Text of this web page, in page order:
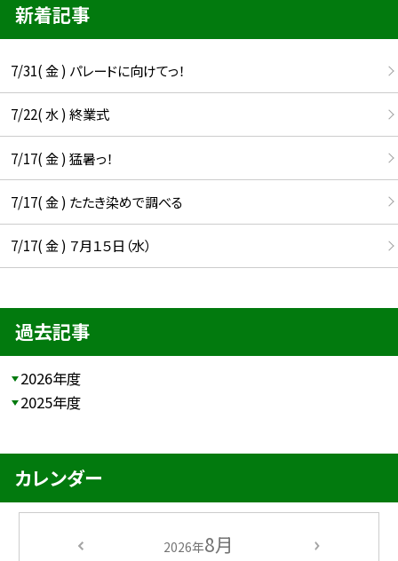
新着記事
7/31( 金 ) パレードに向けてっ！
7/22( 水 ) 終業式
7/17( 金 ) 猛暑っ！
7/17( 金 ) たたき染めで調べる
7/17( 金 ) ７月１５日（水）
過去記事
2026年度
2025年度
カレンダー
2026年8月